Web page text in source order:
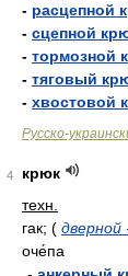
- расцепной
- сцепной
- тормозной
- тяговый
- хвостовой
Русско-
4
крюк
техн.
гак; (
оче́па